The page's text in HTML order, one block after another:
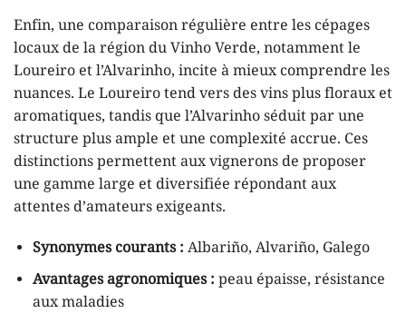
Enfin, une comparaison régulière entre les cépages
locaux de la région du Vinho Verde, notamment le
Loureiro et l’Alvarinho, incite à mieux comprendre les
nuances. Le Loureiro tend vers des vins plus floraux et
aromatiques, tandis que l’Alvarinho séduit par une
structure plus ample et une complexité accrue. Ces
distinctions permettent aux vignerons de proposer
une gamme large et diversifiée répondant aux
attentes d’amateurs exigeants.
Synonymes courants : Albariño, Alvariño, Galego
Avantages agronomiques : peau épaisse, résistance
aux maladies